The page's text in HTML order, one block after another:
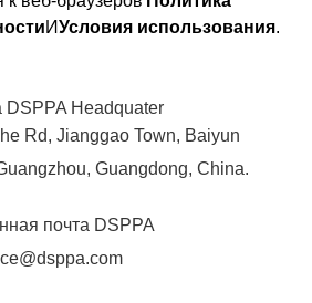
ИУсловия использования.
DSPPA Headquater
Rd, Jianggao Town, Baiyun
Guangdong, China.
почта DSPPA